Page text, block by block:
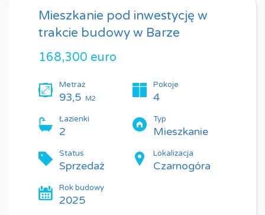
Mieszkanie pod inwestycję w
trakcie budowy w Barze
168,300 euro
Metraż
93,5 M2
Pokoje
4
Łazienki
2
Typ
Mieszkanie
Status
Sprzedaż
Lokalizacja
Czarnogóra
Rok budowy
2025